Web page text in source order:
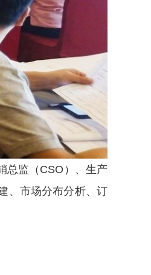
总监（CSO）、生产
、市场分布分析、订